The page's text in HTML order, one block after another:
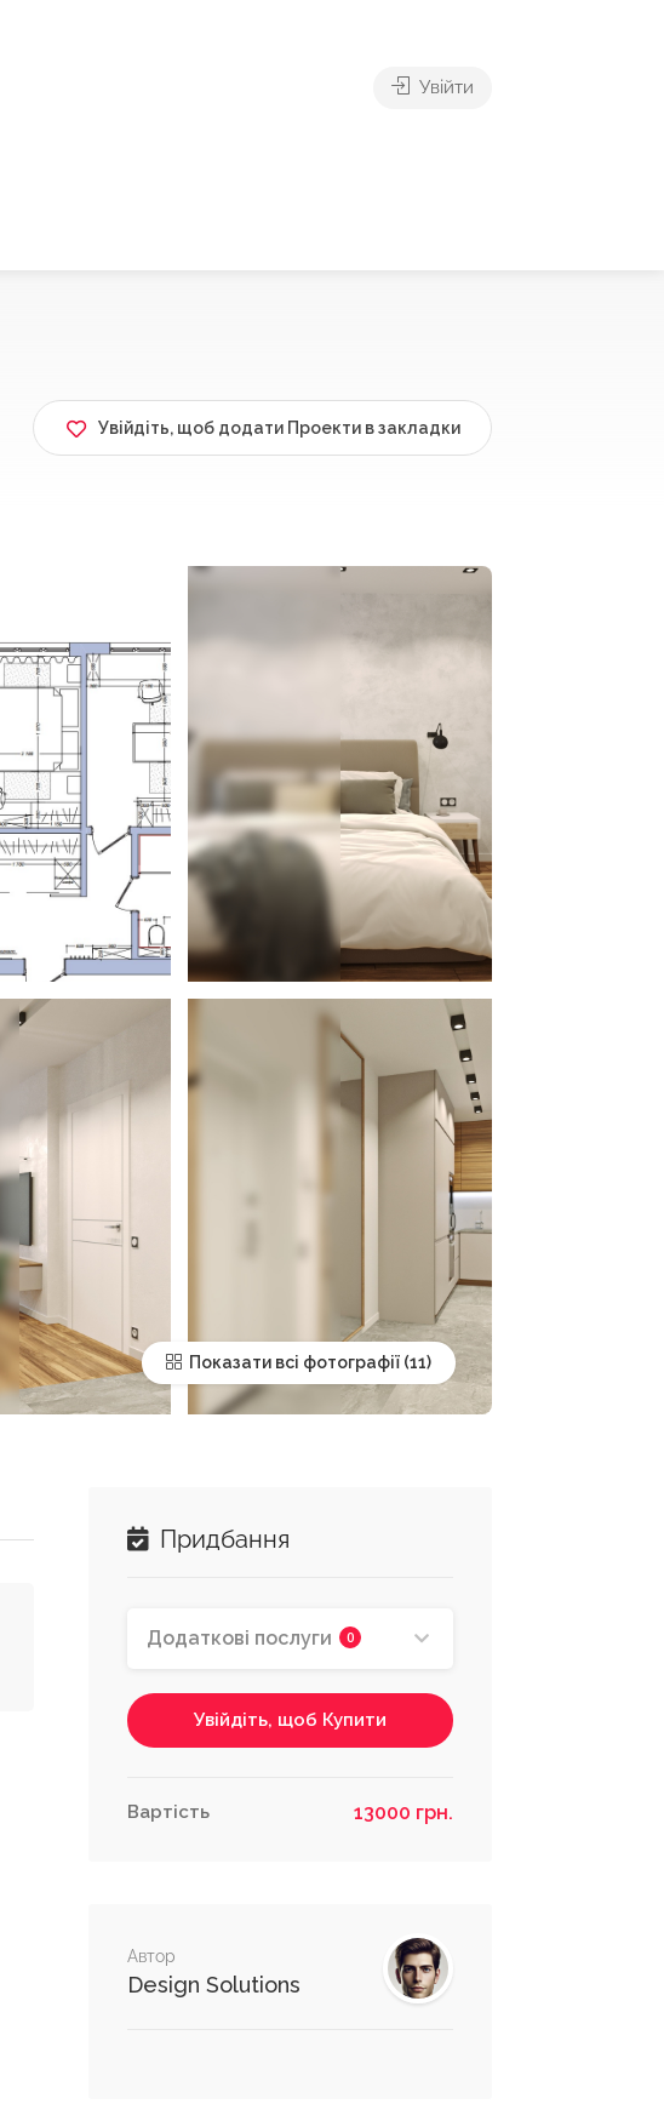
Увійти
Увійдіть, щоб додати Проекти в закладки
Показати всі фотографії
Придбання
Додаткові послуги 0
Увійдіть, щоб Купити
Вартість 13000 грн.
Автор
Design Solutions